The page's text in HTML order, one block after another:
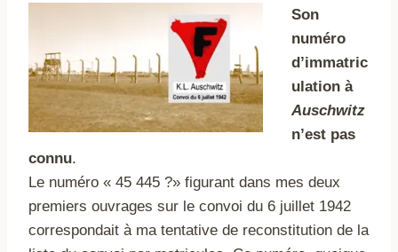
Son
numéro
d’immatric
ulation à
Auschwitz
n’est pas
connu.
Le numéro « 45 445 ?» figurant dans mes deux
premiers ouvrages sur le convoi du 6 juillet 1942
correspondait à ma tentative de reconstitution de la